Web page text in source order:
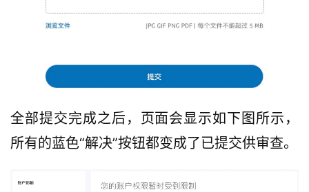
全部提交完成之后，页面会显示如下图所示，
所有的蓝色“解决”按钮都变成了已提交供审查。